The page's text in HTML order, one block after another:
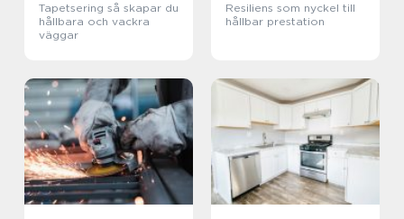
Tapetsering så skapar du
hållbara och vackra
väggar
Resiliens som nyckel till
hållbar prestation